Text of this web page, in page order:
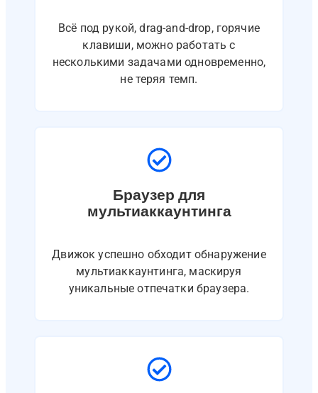
Всё под рукой, drag-and-drop, горячие
клавиши, можно работать с
несколькими задачами одновременно,
не теряя темп.
Браузер для
мультиаккаунтинга
Движок успешно обходит обнаружение
мультиаккаунтинга, маскируя
уникальные отпечатки браузера.